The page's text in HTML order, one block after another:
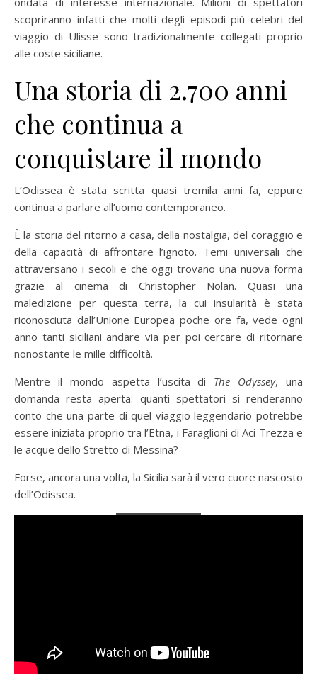
scopriranno infatti che molti degli episodi più celebri del
viaggio di Ulisse sono tradizionalmente collegati proprio
alle coste siciliane.
Una storia di 2.700 anni
che continua a
conquistare il mondo
L’Odissea è stata scritta quasi tremila anni fa, eppure
continua a parlare all’uomo contemporaneo.
È la storia del ritorno a casa, della nostalgia, del coraggio e
della capacità di affrontare l’ignoto. Temi universali che
attraversano i secoli e che oggi trovano una nuova forma
grazie al cinema di Christopher Nolan. Quasi una
maledizione per questa terra, la cui insularità è stata
riconosciuta dall’Unione Europea poche ore fa, vede ogni
anno tanti siciliani andare via per poi cercare di ritornare
nonostante le mille difficoltà.
Mentre il mondo aspetta l’uscita di The Odyssey, una
domanda resta aperta: quanti spettatori si renderanno
conto che una parte di quel viaggio leggendario potrebbe
essere iniziata proprio tra l’Etna, i Faraglioni di Aci Trezza e
le acque dello Stretto di Messina?
Forse, ancora una volta, la Sicilia sarà il vero cuore nascosto
dell’Odissea.